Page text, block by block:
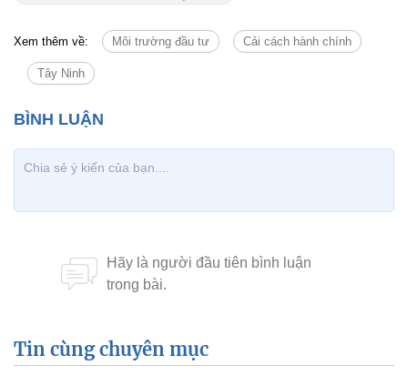
Xem thêm về: Môi trường đầu tư Cải cách hành chính
Tây Ninh
Tin cùng chuyên mục